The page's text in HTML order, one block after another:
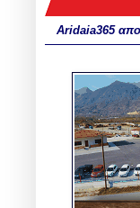
Aridaia365